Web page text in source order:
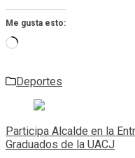
Me gusta esto:
Cargando...
Deportes
Navegación
de
entradas
Participa Alcalde en la
Graduados de la UACJ